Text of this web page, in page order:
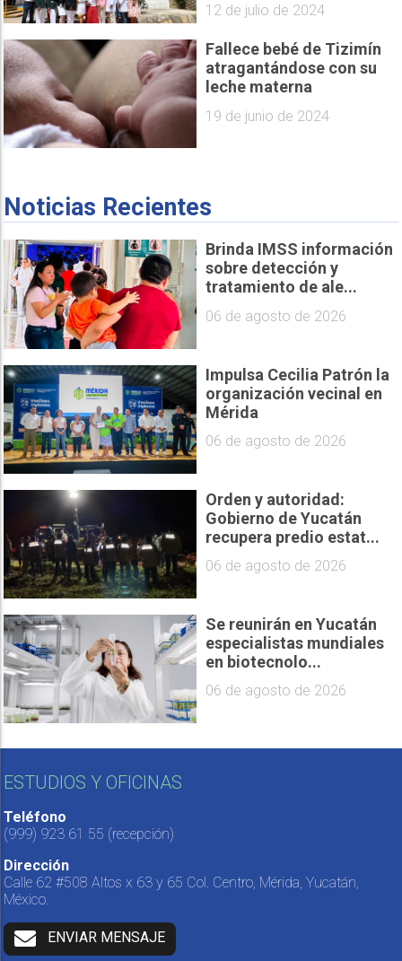
12 de julio de 2024
Fallece bebé de Tizimín
atragantándose con su
leche materna
19 de junio de 2024
Noticias Recientes
Brinda IMSS información
sobre detección y
tratamiento de ale...
06 de agosto de 2026
Impulsa Cecilia Patrón la
organización vecinal en
Mérida
06 de agosto de 2026
Orden y autoridad:
Gobierno de Yucatán
recupera predio estat...
06 de agosto de 2026
Se reunirán en Yucatán
especialistas mundiales
en biotecnolo...
06 de agosto de 2026
ESTUDIOS Y OFICINAS
Teléfono
(999) 923 61 55 (recepción)
Dirección
Calle 62 #508 Altos x 63 y 65 Col. Centro, Mérida, Yucatán,
México.
ENVIAR MENSAJE